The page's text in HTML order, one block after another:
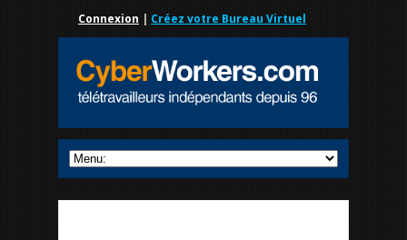
Connexion | Créez votre Bureau Virtuel